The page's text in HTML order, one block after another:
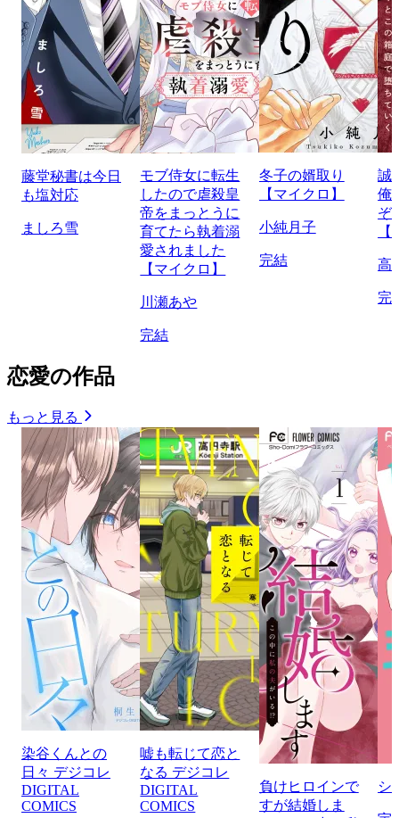
藤堂秘書は今日
も塩対応
ましろ雪
モブ侍女に転生
したので虐殺皇
帝をまっとうに
育てたら執着溺
愛されました
【マイクロ】
川瀬あや
完結
冬子の婿取り
【マイクロ】
小純月子
完結
誠
俺
ぞ
高
完
恋愛の作品
もっと見る
染谷くんとの
日々 デジコレ
DIGITAL
COMICS
嘘も転じて恋と
なる デジコレ
DIGITAL
COMICS
負けヒロインで
すが結婚しま
シ